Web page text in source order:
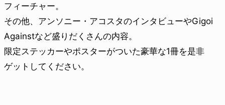
フィーチャー。
その他、アンソニー・アコスタのインタビューやGigoi
Againstなど盛りだくさんの内容。
限定ステッカーやポスターがついた豪華な1冊を是非
ゲットしてください。